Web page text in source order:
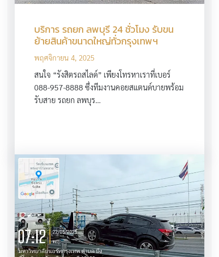
บริการ รถยก ลพบุรี 24 ชั่วโมง รับขน
ย้ายสินค้าขนาดใหญ่ทั่วกรุงเทพฯ
พฤศจิกายน 4, 2025
สนใจ “รังสิตรถสไลด์” เพียงโทรหาเราที่เบอร์
088-957-8888 ซึ่งทีมงานคอยสแตนด์บายพร้อม
รับสาย รถยก ลพบุร…